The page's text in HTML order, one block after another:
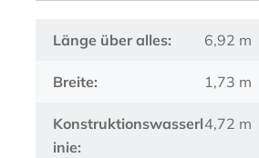
Länge über alles: 6,92 m
Breite: 1,73 m
Konstruktionswasserl
inie:
4,72 m